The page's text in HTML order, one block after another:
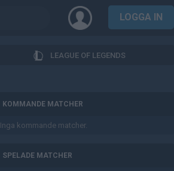
LOGGA IN
LEAGUE OF LEGENDS
KOMMANDE MATCHER
Inga kommande matcher.
SPELADE MATCHER